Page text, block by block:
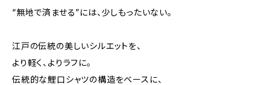
“無地で済ませる”には、少しもったいない。
江戸の伝統の美しいシルエットを、
より軽く、よりラフに。
伝統的な鯉口シャツの構造をベースに、